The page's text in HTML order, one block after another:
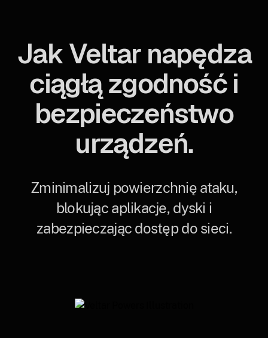
Jak Veltar napędza
ciągłą zgodność i
bezpieczeństwo
urządzeń.
Zminimalizuj powierzchnię ataku,
blokując aplikacje, dyski i
zabezpieczając dostęp do sieci.